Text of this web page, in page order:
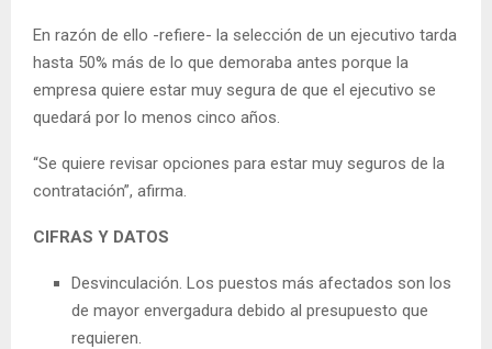
En razón de ello -refiere- la selección de un ejecutivo tarda
hasta 50% más de lo que demoraba antes porque la
empresa quiere estar muy segura de que el ejecutivo se
quedará por lo menos cinco años.
“Se quiere revisar opciones para estar muy seguros de la
contratación”, afirma.
CIFRAS Y DATOS
Desvinculación. Los puestos más afectados son los
de mayor envergadura debido al presupuesto que
requieren.